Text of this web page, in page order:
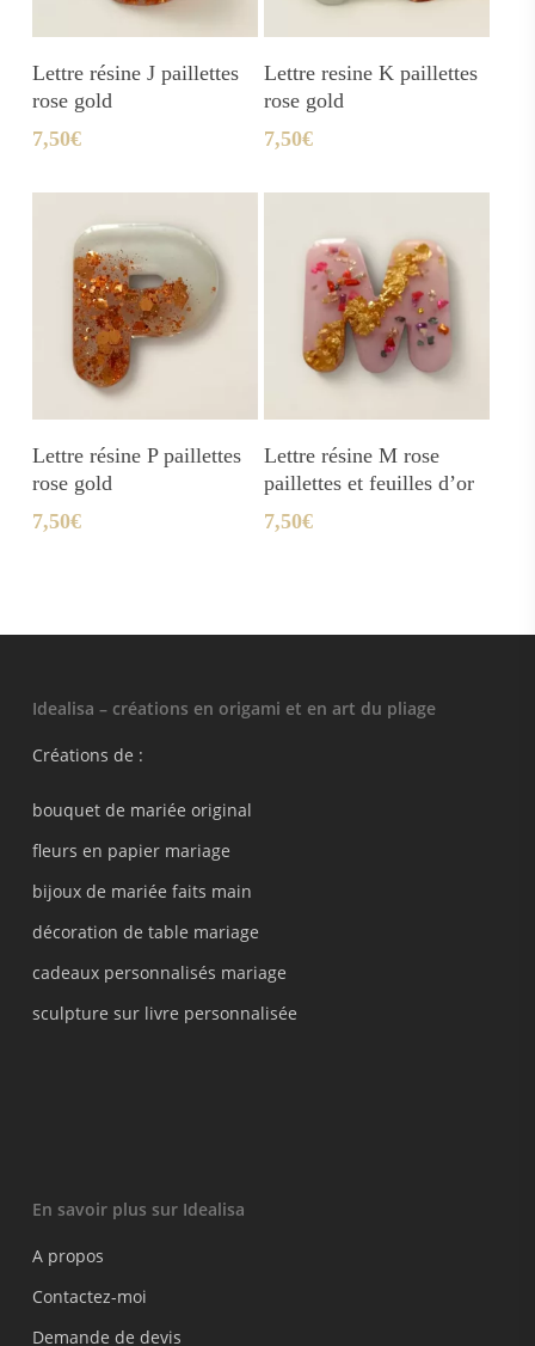
Ajouter Au Panier
Lettre résine J paillettes
rose gold
7,50€
Ajouter Au Panier
Lettre resine K paillettes
rose gold
7,50€
Ajouter Au Panier
Lettre résine P paillettes
rose gold
7,50€
Ajouter Au Panier
Lettre résine M rose
paillettes et feuilles d’or
7,50€
Idealisa – créations en origami et en art du pliage
Créations de :
bouquet de mariée original
fleurs en papier mariage
bijoux de mariée faits main
décoration de table mariage
cadeaux personnalisés mariage
sculpture sur livre personnalisée
En savoir plus sur Idealisa
A propos
Contactez-moi
Demande de devis